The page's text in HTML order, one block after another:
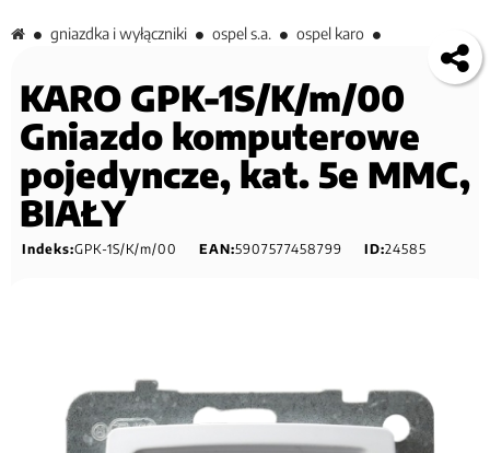
gniazdka i wyłączniki ospel s.a. ospel karo
KARO GPK-1S/K/m/00
Gniazdo komputerowe
pojedyncze, kat. 5e MMC,
BIAŁY
Indeks:GPK-1S/K/m/00 EAN:5907577458799 ID:24585